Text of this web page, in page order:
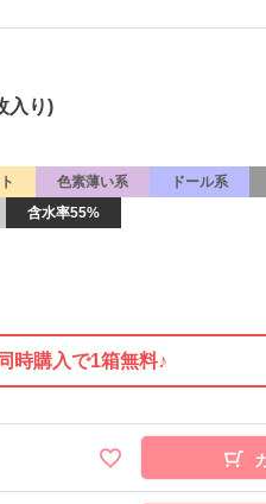
入り)
色素薄い系 ドール系
含水率55%
時購入で1箱無料♪